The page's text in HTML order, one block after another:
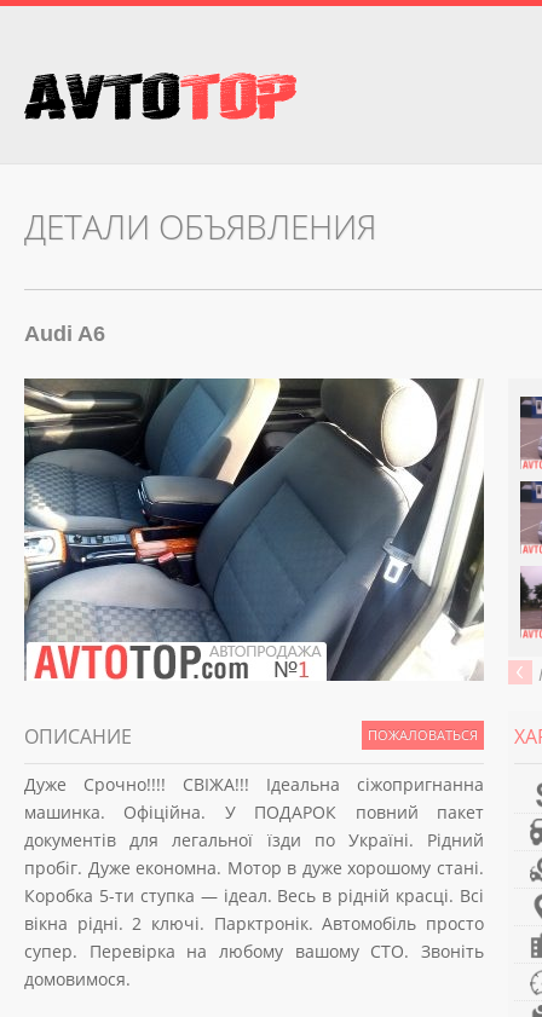
ДЕТАЛИ ОБЪЯВЛЕНИЯ
Audi A6
ОПИСАНИЕ ПОЖАЛОВАТЬСЯ
Дуже Срочно!!!! СВІЖА!!! Ідеальна сіжопригнанна
машинка. Офіційна. У ПОДАРОК повний пакет
документів для легальної їзди по Україні. Рідний
пробіг. Дуже економна. Мотор в дуже хорошому стані.
Коробка 5-ти ступка — ідеал. Весь в рідній красці. Всі
вікна рідні. 2 ключі. Парктронік. Автомобіль просто
супер. Перевірка на любому вашому СТО. Звоніть
домовимося.